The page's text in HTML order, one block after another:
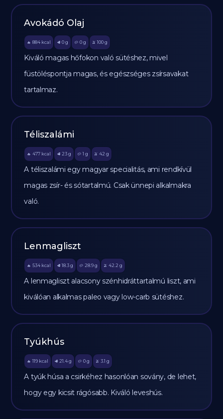
Avokádó Olaj
🔥 884 kcal 🥩 0 g 🥔 0g 🫒 100 g
Kiváló magas hőfokon való sütéshez, mivel
füstöléspontja magas, és egészséges zsírsavakat
tartalmaz.
Téliszalámi
🔥 477 kcal 🥩 23 g 🥔 1 g 🫒 42 g
A téliszalámi egy magyar specialitás, ami rendkívül
magas zsír- és sótartalmú. Csak ünnepi alkalmakra
való.
Lenmagliszt
🔥 534 kcal 🥩 18.3 g 🥔 28.9g 🫒 42.2 g
A lenmagliszt alacsony szénhidráttartalmú liszt, ami
kiválóan alkalmas paleo vagy low-carb sütéshez.
Tyúkhús
🔥 119 kcal 🥩 21.4 g 🥔 0g 🫒 3.1 g
A tyúk húsa a csirkéhez hasonlóan sovány, de lehet,
hogy egy kicsit rágósabb. Kiváló leveshús.